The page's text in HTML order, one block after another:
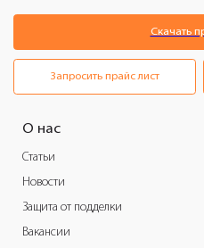
Скачать
Запросить прайс лист
О нас
Статьи
Новости
Защита от подделки
Вакансии